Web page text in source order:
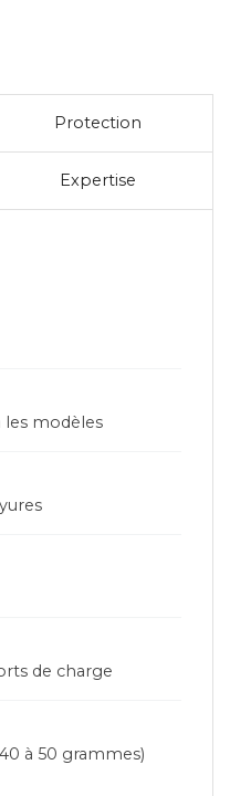
Protection
Expertise
les modèles
de charge
à 50 grammes)